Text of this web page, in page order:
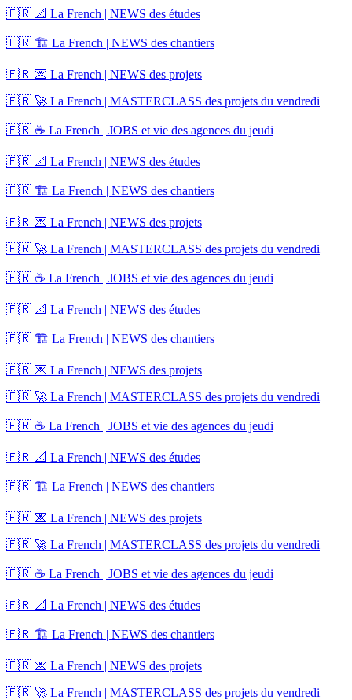
🇫🇷 📐 La French | NEWS des études
🇫🇷 🏗️ La French | NEWS des chantiers
🇫🇷 💌 La French | NEWS des projets
🇫🇷 🚀 La French | MASTERCLASS des projets du vendredi
🇫🇷 ☕ La French | JOBS et vie des agences du jeudi
🇫🇷 📐 La French | NEWS des études
🇫🇷 🏗️ La French | NEWS des chantiers
🇫🇷 💌 La French | NEWS des projets
🇫🇷 🚀 La French | MASTERCLASS des projets du vendredi
🇫🇷 ☕ La French | JOBS et vie des agences du jeudi
🇫🇷 📐 La French | NEWS des études
🇫🇷 🏗️ La French | NEWS des chantiers
🇫🇷 💌 La French | NEWS des projets
🇫🇷 🚀 La French | MASTERCLASS des projets du vendredi
🇫🇷 ☕ La French | JOBS et vie des agences du jeudi
🇫🇷 📐 La French | NEWS des études
🇫🇷 🏗️ La French | NEWS des chantiers
🇫🇷 💌 La French | NEWS des projets
🇫🇷 🚀 La French | MASTERCLASS des projets du vendredi
🇫🇷 ☕ La French | JOBS et vie des agences du jeudi
🇫🇷 📐 La French | NEWS des études
🇫🇷 🏗️ La French | NEWS des chantiers
🇫🇷 💌 La French | NEWS des projets
🇫🇷 🚀 La French | MASTERCLASS des projets du vendredi